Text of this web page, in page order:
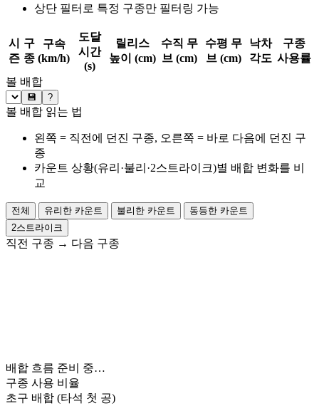
상단 필터로 특정 구종만 필터링 가능
시
즌
구
종
구속
(km/h)
도달
시간
(s)
릴리스
높이 (cm)
수직 무
브 (cm)
수평 무
브 (cm)
낙차
각도
구종
사용률
볼 배합
💾 ?
볼 배합 읽는 법
왼쪽 = 직전에 던진 구종, 오른쪽 = 바로 다음에 던진 구
종
카운트 상황(유리·불리·2스트라이크)별 배합 변화를 비
교
전체 유리한 카운트 불리한 카운트
동등한 카운트
2스트라이크
직전 구종 → 다음 구종
배합 흐름 준비 중…
구종 사용 비율
초구 배합 (타석 첫 공)